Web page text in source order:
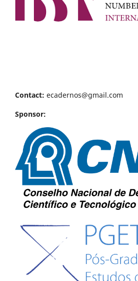
Contact: ecadernos@gmail.com
Sponsor: